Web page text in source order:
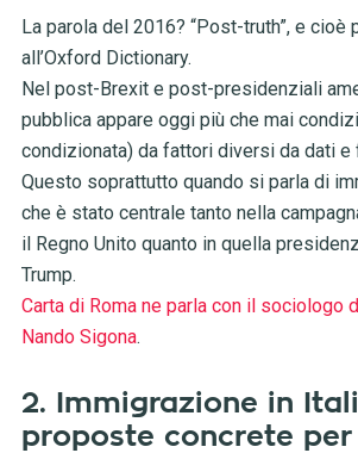
La parola del 2016? “Post-truth”, e
all’Oxford Dictionary.
Nel post-Brexit e post-presidenziali
pubblica appare oggi più che mai
condizionata) da fattori diversi da dati e
Questo soprattutto quando si parla di
che è stato centrale tanto nella
il Regno Unito quanto in quella
Trump.
Carta di Roma ne parla con il sociologo
Nando Sigona.
2. Immigrazione in
proposte concrete per